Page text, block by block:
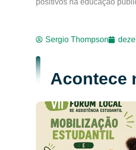
Sergio Thompson
Acontece